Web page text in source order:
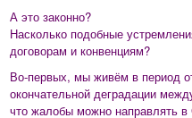
А это законно?
Насколько подобные
договорам и конвенциям?
Во-первых, мы живём в период
окончательной деградации
что жалобы можно направлять